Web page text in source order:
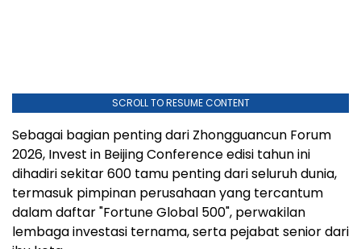
SCROLL TO RESUME CONTENT
Sebagai bagian penting dari Zhongguancun Forum
2026, Invest in Beijing Conference edisi tahun ini
dihadiri sekitar 600 tamu penting dari seluruh dunia,
termasuk pimpinan perusahaan yang tercantum
dalam daftar "Fortune Global 500", perwakilan
lembaga investasi ternama, serta pejabat senior dari